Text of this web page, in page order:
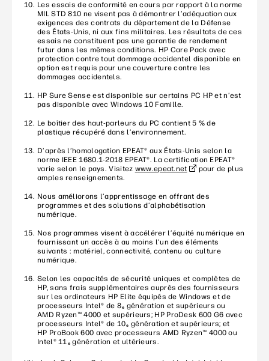
Les essais de conformité en cours par rapport à la norme
MIL STD 810 ne visent pas à démontrer l’adéquation aux
exigences des contrats du département de la Défense
des États-Unis, ni aux fins militaires. Les résultats de ces
essais ne constituent pas une garantie de rendement
futur dans les mêmes conditions. HP Care Pack avec
protection contre tout dommage accidentel disponible en
option est requis pour une couverture contre les
dommages accidentels.
HP Sure Sense est disponible sur certains PC HP et n’est
pas disponible avec Windows 10 Famille.
Le boîtier des haut-parleurs du PC contient 5 % de
plastique récupéré dans l’environnement.
D’après l’homologation EPEAT® aux États-Unis selon la
norme IEEE 1680.1-2018 EPEAT®. La certification EPEAT®
varie selon le pays. Visitez www.epeat.net
pour de plus
amples renseignements.
Nous améliorons l’apprentissage en offrant des
programmes et des solutions d’alphabétisation
numérique.
Nos programmes visent à accélérer l’équité numérique en
fournissant un accès à au moins l’un des éléments
suivants : matériel, connectivité, contenu ou culture
numérique.
Selon les capacités de sécurité uniques et complètes de
HP, sans frais supplémentaires auprès des fournisseurs
sur les ordinateurs HP Elite équipés de Windows et de
processeurs Intel® de 8e génération et supérieurs ou
AMD Ryzen™ 4000 et supérieurs; HP ProDesk 600 G6 avec
processeurs Intel® de 10e génération et supérieurs; et
HP ProBook 600 avec processeurs AMD Ryzen™ 4000 ou
Intel® 11 e génération et ultérieurs.